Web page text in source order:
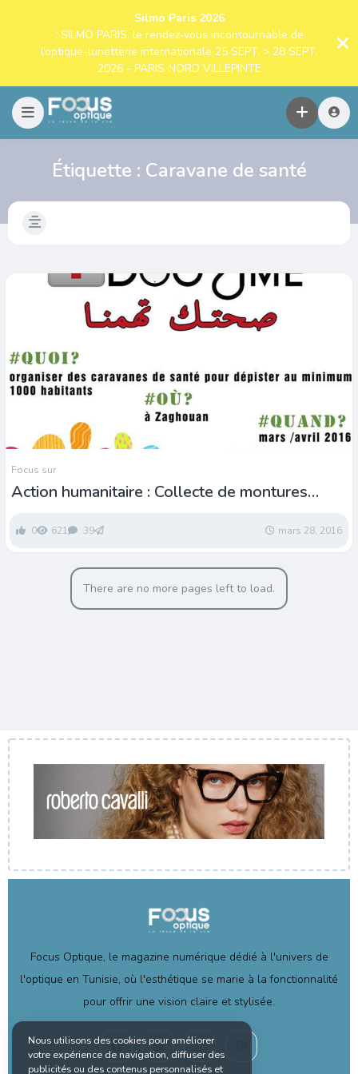
Silmo Paris 2026
: SILMO PARIS, le rendez-vous incontournable de
l’optique-lunetterie internationale 25 SEPT. > 28 SEPT.
2026 - PARIS NORD VILLEPINTE
Étiquette : Caravane de santé
Focus sur
Action humanitaire : Collecte de montures
0 621 39 mars 28, 2016
There are no more pages left to load.
Focus Optique, le magazine numérique dédié à l'univers de
l'optique en Tunisie, où l'esthétique se marie à la fonctionnalité
pour offrir une vision claire et stylisée.
Nous utilisons des cookies pour améliorer
votre expérience de navigation, diffuser des
publicités ou des contenus personnalisés et